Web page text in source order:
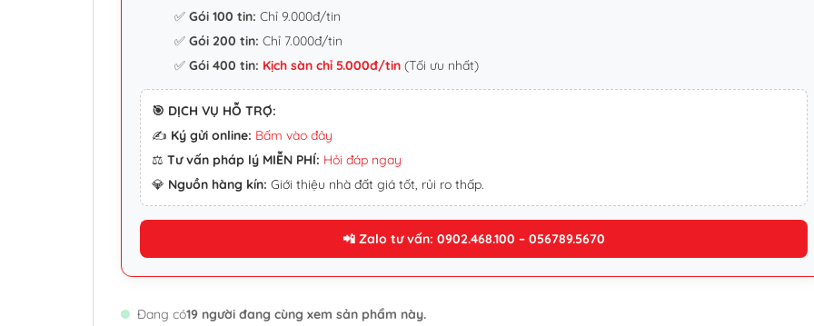
✅Gói 100 tin: Chỉ 9.000đ/tin
✅Gói 200 tin: Chỉ 7.000đ/tin
✅Gói 400 tin: Kịch sàn chỉ 5.000đ/tin (Tối ưu nhất)
🎯 DỊCH VỤ HỖ TRỢ:
✍️ Ký gửi online: Bấm vào đây
⚖️ Tư vấn pháp lý MIỄN PHÍ: Hỏi đáp ngay
💎 Nguồn hàng kín: Giới thiệu nhà đất giá tốt, rủi ro thấp.
📲 Zalo tư vấn: 0902.468.100 – 056789.5670
Đang có19 người đang cùng xem sản phẩm này.